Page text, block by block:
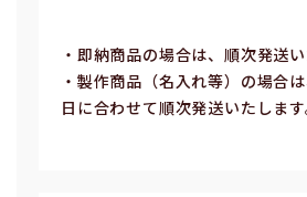
・即納商品の場合は、順次発送い
・製作商品（名⼊れ等）の場合
⽇に合わせて順次発送いたします